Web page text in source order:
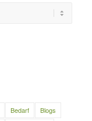
Bedarf
Blogs